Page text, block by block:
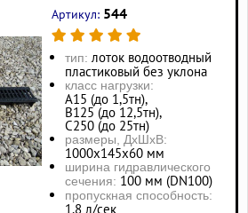
Артикул: 544
тип: лоток водоотводный
пластиковый без уклона
класс нагрузки:
А15 (до 1,5тн),
В125 (до 12,5тн),
С250 (до 25тн)
размеры, ДхШхВ:
1000х145х60 мм
ширина гидравлического
сечения: 100 мм (DN100)
пропускная способность:
1,8 л/сек